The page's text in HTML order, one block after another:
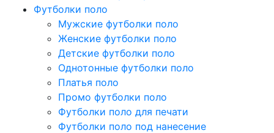
Футболки поло
Мужские футболки поло
Женские футболки поло
Детские футболки поло
Однотонные футболки поло
Платья поло
Промо футболки поло
Футболки поло для печати
Футболки поло под нанесение